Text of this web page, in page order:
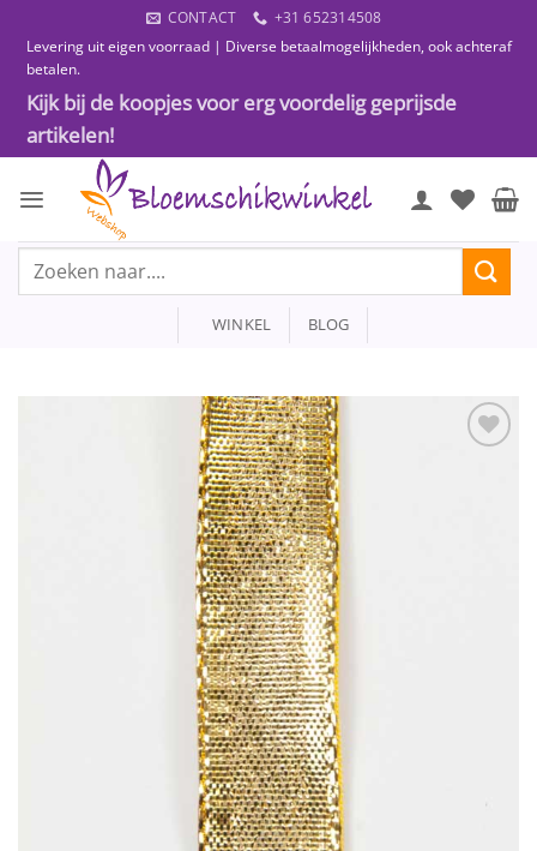
naar
inhoud
CONTACT
+31 652314508
Levering uit eigen voorraad | Diverse betaalmogelijkheden, ook achteraf
betalen.
Kijk bij de koopjes voor erg voordelig geprijsde
artikelen!
Zoeken
WINKEL BLOG